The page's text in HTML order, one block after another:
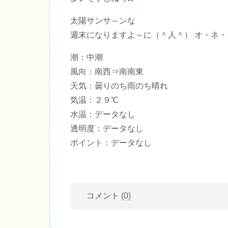
太陽サンサ～ンな
週末になりますよ～に（＾人＾） オ・ネ
潮：中潮
風向：南西⇒南南東
天気：曇りのち雨のち晴れ
気温：２９℃
水温：データなし
透明度：データなし
ポイント：データなし
コメント (0)